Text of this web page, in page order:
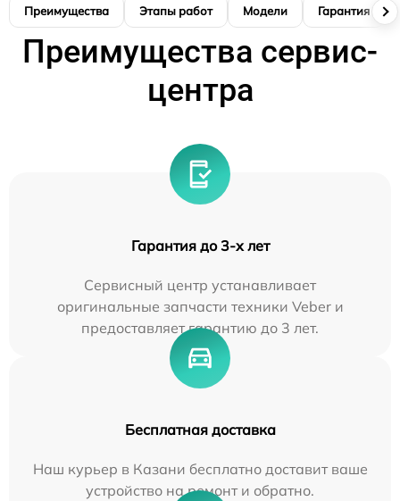
Преимущества Этапы работ Модели Гарантия
Преимущества сервис-
центра
Гарантия до 3-х лет
Сервисный центр устанавливает
оригинальные запчасти техники Veber и
предоставляет гарантию до 3 лет.
Бесплатная доставка
Наш курьер в Казани бесплатно доставит ваше
устройство на ремонт и обратно.